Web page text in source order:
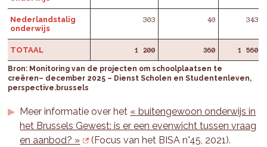
Nederlandstalig
onderwijs
303 40 343
TOTAAL 1 200 360 1 560
Bron: Monitoring van de projecten om schoolplaatsen te
creëren– december 2025 – Dienst Scholen en Studentenleven,
perspective.brussels
Meer informatie over het « buitengewoon onderwijs in
het Brussels Gewest: is er een evenwicht tussen vraag
en aanbod? »
(Focus van het BISA n°45, 2021).